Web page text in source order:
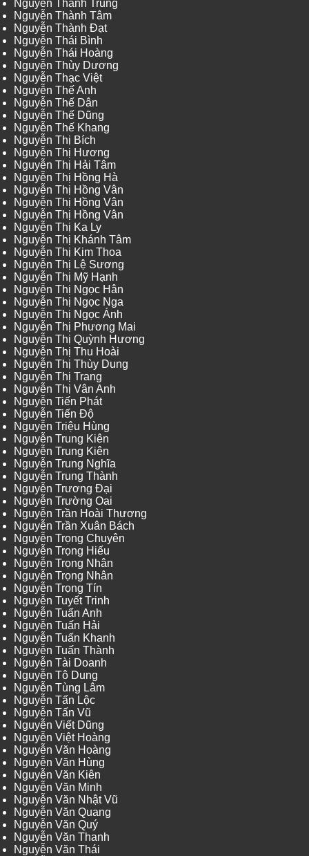
Nguyễn Thành Trung
Nguyễn Thành Tâm
Nguyễn Thành Đạt
Nguyễn Thái Bình
Nguyễn Thái Hoàng
Nguyễn Thùy Dương
Nguyễn Thạc Việt
Nguyễn Thế Anh
Nguyễn Thế Dân
Nguyễn Thế Dũng
Nguyễn Thế Khang
Nguyễn Thị Bích
Nguyễn Thị Hương
Nguyễn Thị Hải Tâm
Nguyễn Thị Hồng Hà
Nguyễn Thị Hồng Vân
Nguyễn Thị Hồng Vân
Nguyễn Thị Hồng Vân
Nguyễn Thị Ka Ly
Nguyễn Thị Khánh Tâm
Nguyễn Thị Kim Thoa
Nguyễn Thị Lệ Sương
Nguyễn Thị Mỹ Hạnh
Nguyễn Thị Ngọc Hân
Nguyễn Thị Ngọc Nga
Nguyễn Thị Ngọc Ánh
Nguyễn Thị Phương Mai
Nguyễn Thị Quỳnh Hương
Nguyễn Thị Thu Hoài
Nguyễn Thị Thùy Dung
Nguyễn Thị Trang
Nguyễn Thị Vân Anh
Nguyễn Tiến Phát
Nguyễn Tiến Độ
Nguyễn Triệu Hùng
Nguyễn Trung Kiên
Nguyễn Trung Kiên
Nguyễn Trung Nghĩa
Nguyễn Trung Thành
Nguyễn Trương Đại
Nguyễn Trường Oai
Nguyễn Trần Hoài Thương
Nguyễn Trần Xuân Bách
Nguyễn Trọng Chuyên
Nguyễn Trọng Hiếu
Nguyễn Trọng Nhân
Nguyễn Trọng Nhân
Nguyễn Trọng Tín
Nguyễn Tuyết Trinh
Nguyễn Tuấn Anh
Nguyễn Tuấn Hải
Nguyễn Tuấn Khanh
Nguyễn Tuấn Thành
Nguyễn Tài Doanh
Nguyễn Tô Dung
Nguyễn Tùng Lâm
Nguyễn Tấn Lộc
Nguyễn Tấn Vũ
Nguyễn Viết Dũng
Nguyễn Việt Hoàng
Nguyễn Văn Hoàng
Nguyễn Văn Hùng
Nguyễn Văn Kiên
Nguyễn Văn Minh
Nguyễn Văn Nhật Vũ
Nguyễn Văn Quang
Nguyễn Văn Quý
Nguyễn Văn Thanh
Nguyễn Văn Thái